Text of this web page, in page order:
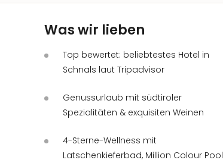
Was wir lieben
Top bewertet: beliebtestes Hotel in
Schnals laut Tripadvisor
Genussurlaub mit südtiroler
Spezialitäten & exquisiten Weinen
4-Sterne-Wellness mit
Latschenkieferbad, Million Colour Pool